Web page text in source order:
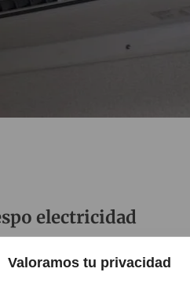
Valoramos tu privacidad
electricidad